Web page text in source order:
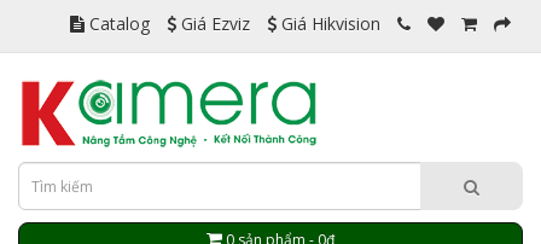
Catalog Giá Ezviz Giá Hikvision
0 sản phẩm - 0đ